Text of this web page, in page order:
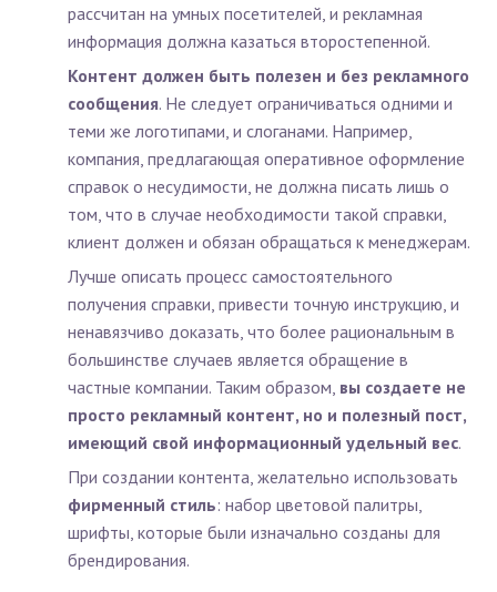
рассчитан на умных посетителей, и рекламная
информация должна казаться второстепенной.
Контент должен быть полезен и без рекламного
сообщения. Не следует ограничиваться одними и
теми же логотипами, и слоганами. Например,
компания, предлагающая оперативное оформление
справок о несудимости, не должна писать лишь о
том, что в случае необходимости такой справки,
клиент должен и обязан обращаться к менеджерам.
Лучше описать процесс самостоятельного
получения справки, привести точную инструкцию, и
ненавязчиво доказать, что более рациональным в
большинстве случаев является обращение в
частные компании. Таким образом, вы создаете не
просто рекламный контент, но и полезный пост,
имеющий свой информационный удельный вес.
При создании контента, желательно использовать
фирменный стиль: набор цветовой палитры,
шрифты, которые были изначально созданы для
брендирования.